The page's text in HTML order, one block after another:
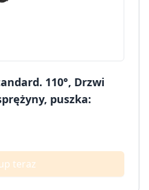
110°, Drzwi
puszka:
teraz